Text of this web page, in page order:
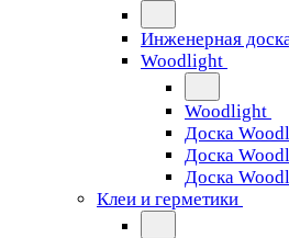
Инженерная
Woodlight
Woodlight
Доска
Доска
Доска
Клеи и герметики